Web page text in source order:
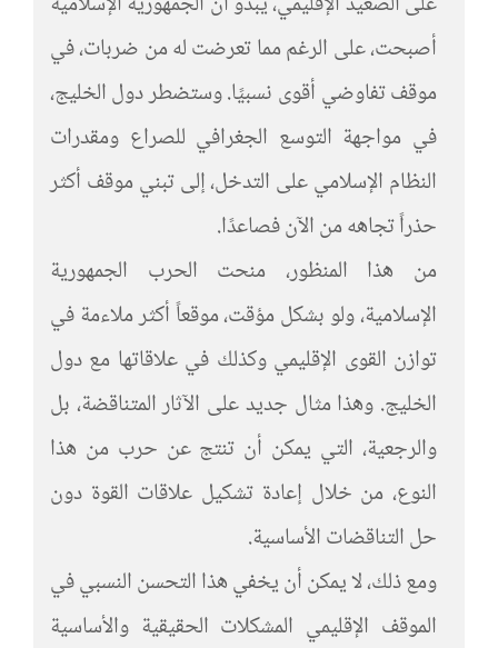
أصبحت، على الرغم مما تعرضت له من ضربات، في
موقف تفاوضي أقوى نسبيًا. وستضطر دول الخليج،
في مواجهة التوسع الجغرافي للصراع ومقدرات
النظام الإسلامي على التدخل، إلى تبني موقف أكثر
حذراً تجاهه من الآن فصاعدًا.
من هذا المنظور، منحت الحرب الجمهورية
الإسلامية، ولو بشكل مؤقت، موقعاً أكثر ملاءمة في
توازن القوى الإقليمي وكذلك في علاقاتها مع دول
الخليج. وهذا مثال جديد على الآثار المتناقضة، بل
والرجعية، التي يمكن أن تنتج عن حرب من هذا
النوع، من خلال إعادة تشكيل علاقات القوة دون
حل التناقضات الأساسية.
ومع ذلك، لا يمكن أن يخفي هذا التحسن النسبي في
الموقف الإقليمي المشكلات الحقيقية والأساسية